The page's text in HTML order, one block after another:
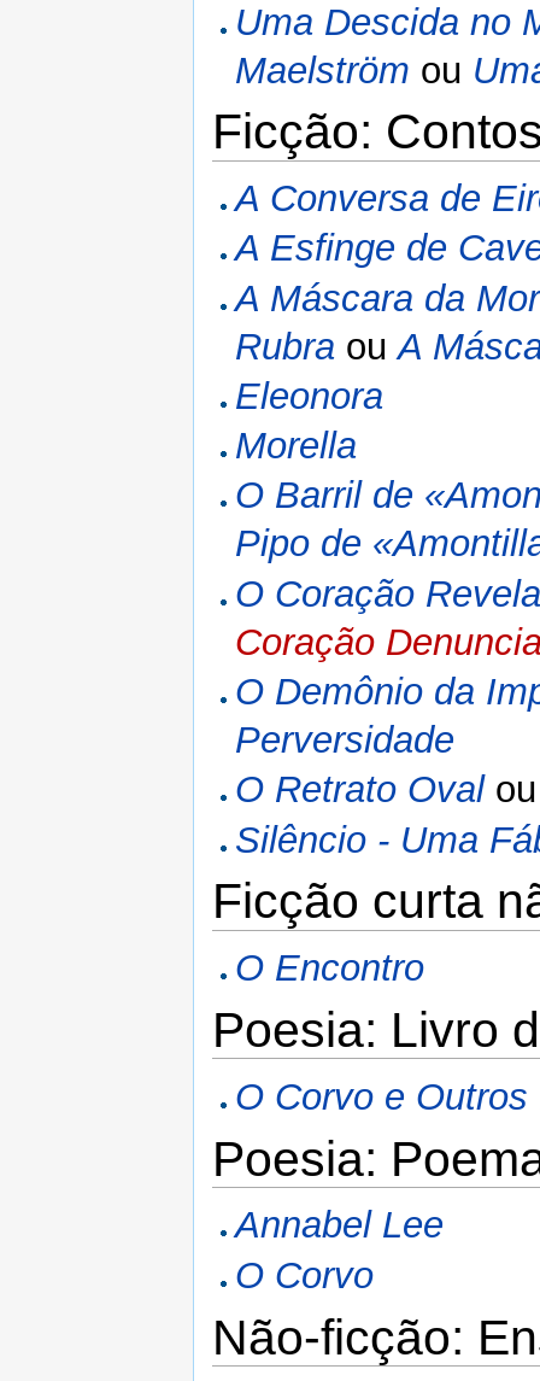
Uma Descida no
Maelström ou
Ficção:
A Conversa de
A Esfinge de
A Máscara da
Rubra ouA
Eleonora
Morella
O Barril de
Pipo de
O Coração
Coração
O Demônio da
Perversidade
O Retrato Oval
Silêncio - Uma
Ficção curta
O Encontro
Poesia: Livro
O Corvo e Outros
Poesia:
Annabel Lee
O Corvo
Não-ficção: